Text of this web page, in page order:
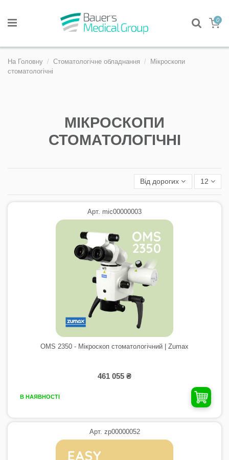
0
На Головну Стоматологічне обладнання
Мікроскопи
стоматологічні
МІКРОСКОПИ
СТОМАТОЛОГІЧНІ
Від дорогих 12
Арт. mic00000003
OMS 2350 - Мікроскоп стоматологічний | Zumax
461 055 ₴
В НАЯВНОСТІ
Арт. zp00000052